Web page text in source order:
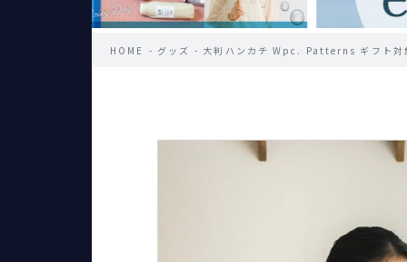
HOME グッズ 大判ハンカチ Wpc. Patterns ギフト